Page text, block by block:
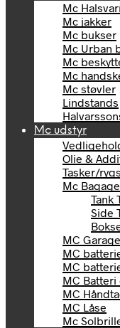
Mc
Mc jakker
Mc bukser
Mc Urban
Mc
Mc
Mc støvler
Lindstands
Mc udstyr
Olie &
Tasker/
Mc
Tank
Side
MC
MC
MC
MC
MC
MC Låse
Mc